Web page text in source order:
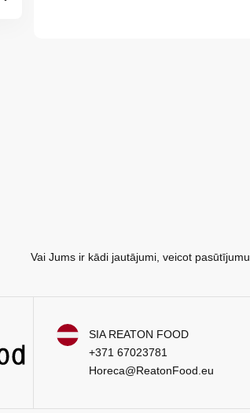
Vai Jums ir kādi jautājumi, veicot
SIA REATON FOOD
+371 67023781
Horeca@ReatonFood.eu